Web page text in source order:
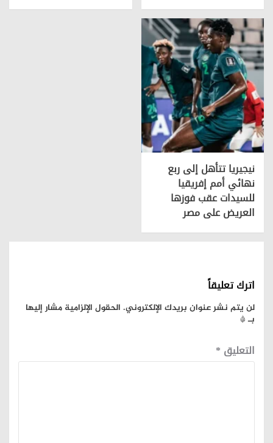
نيجيريا تتأهل إلى ربع
نهائي أمم إفريقيا
للسيدات عقب فوزها
العريض على مصر
اترك تعليقاً
لن يتم نشر عنوان بريدك الإلكتروني. الحقول الإلزامية مشار إليها
بـ*
التعليق *